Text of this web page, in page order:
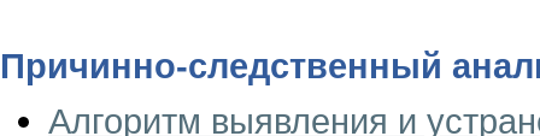
Причинно-следственный
Алгоритм выявления и